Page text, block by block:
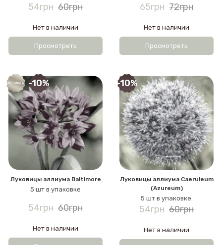
54грн 60грн
Нет в наличии
Просмотреть
65грн 72грн
Нет в наличии
Просмотреть
-10%
Луковицы аллиума Baltimore
5 шт в упаковке
54грн 60грн
Нет в наличии
-10%
Луковицы аллиума Caeruleum
(Azureum)
5 шт в упаковке.
54грн 60грн
Нет в наличии